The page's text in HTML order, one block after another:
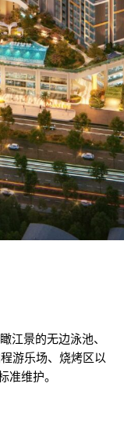
江景的无边泳池、
游乐场、烧烤区以
维护。